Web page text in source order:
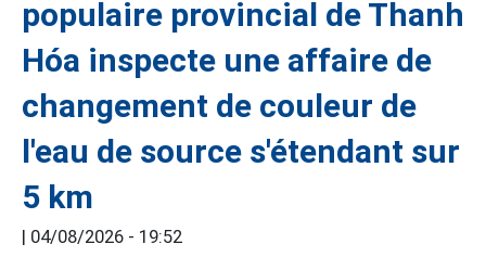
populaire provincial de Thanh
Hóa inspecte une affaire de
changement de couleur de
l'eau de source s'étendant sur
5 km
| 04/08/2026 - 19:52